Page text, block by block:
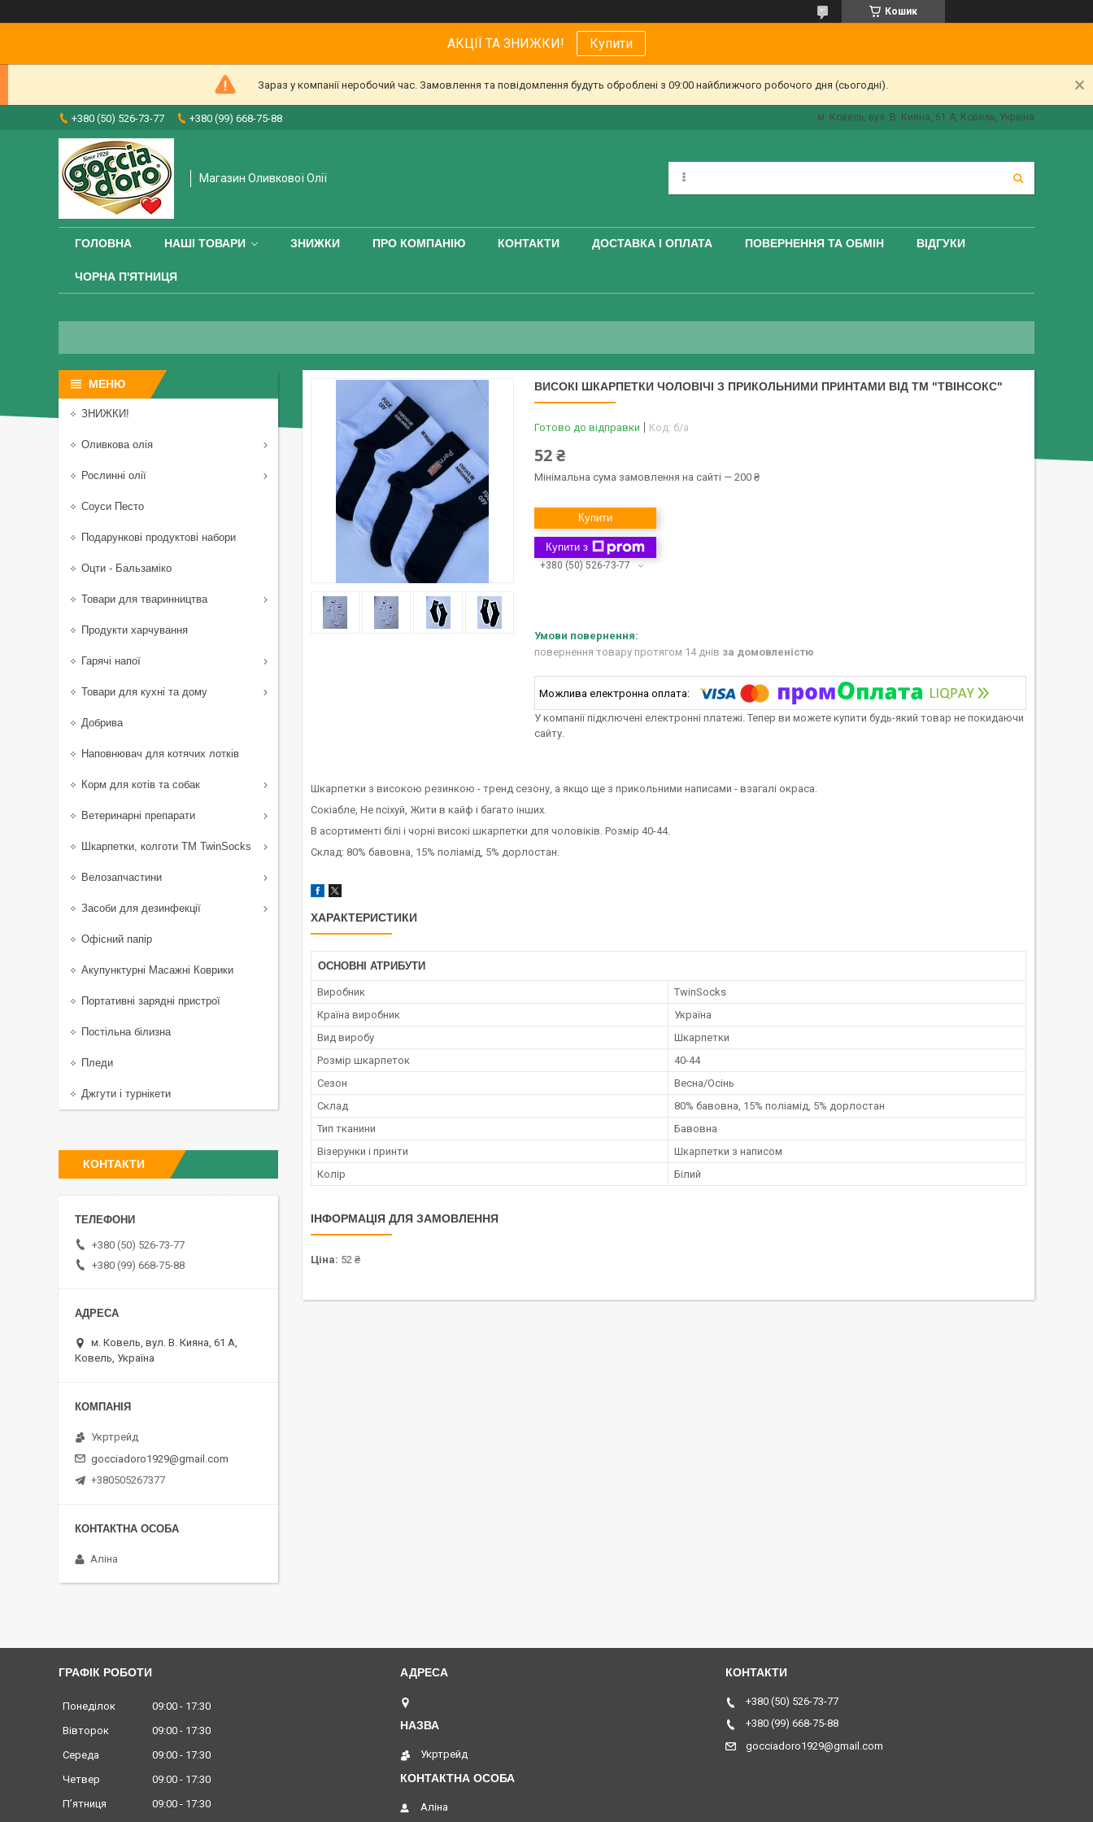
Кошик
АКЦІЇ ТА ЗНИЖКИ! Купити
Зараз у компанії неробочий час. Замовлення та повідомлення будуть оброблені з 09:00 найближчого робочого дня (сьогодні).
+380 (50) 526-73-77 +380 (99) 668-75-88 м. Ковель, вул. В. Кияна, 61 А, Ковель, Україна
Магазин Оливкової Олії
ГОЛОВНА НАШІ ТОВАРИ ЗНИЖКИ ПРО КОМПАНІЮ КОНТАКТИ ДОСТАВКА І ОПЛАТА ПОВЕРНЕННЯ ТА ОБМІН ВІДГУКИ
ЧОРНА П'ЯТНИЦЯ
ВИСОКІ ШКАРПЕТКИ ЧОЛОВІЧІ З ПРИКОЛЬНИМИ ПРИНТАМИ ВІД ТМ "ТВІНСОКС"
Готово до відправки Код: б/а
52 ₴
Мінімальна сума замовлення на сайті — 200 ₴
Купити
Купити з
+380 (50) 526-73-77
повернення товару протягом 14 днів за домовленістю
У компанії підключені електронні платежі. Тепер ви можете купити будь-який товар не покидаючи
сайту.
Шкарпетки з високою резинкою - тренд сезону, а якщо ще з прикольними написами - взагалі окраса.
Сокіабле, Не псіхуй, Жити в кайф і багато інших.
В асортименті білі і чорні високі шкарпетки для чоловіків. Розмір 40-44.
Склад: 80% бавовна, 15% поліамід, 5% дорлостан.
ХАРАКТЕРИСТИКИ
ОСНОВНІ АТРИБУТИ
Виробник
TwinSocks
Країна виробник
Україна
Вид виробу
Шкарпетки
Розмір шкарпеток
40-44
Сезон
Весна/Осінь
Склад
80% бавовна, 15% поліамід, 5% дорлостан
Тип тканини
Бавовна
Візерунки і принти
Шкарпетки з написом
Колір
Білий
ІНФОРМАЦІЯ ДЛЯ ЗАМОВЛЕННЯ
Ціна: 52 ₴
ЗНИЖКИ!
Оливкова олія
Рослинні олії
Соуси Песто
Подарункові продуктові набори
Оцти - Бальзаміко
Товари для тваринництва
Продукти харчування
Гарячі напої
Товари для кухні та дому
Добрива
Наповнювач для котячих лотків
Корм для котів та собак
Ветеринарні препарати
Шкарпетки, колготи ТМ TwinSocks
Велозапчастини
Засоби для дезинфекції
Офісний папір
Акупунктурні Масажні Коврики
Портативні зарядні пристрої
Постільна білизна
Пледи
Джгути і турнікети
КОНТАКТИ
+380 (50) 526-73-77
+380 (99) 668-75-88
м. Ковель, вул. В. Кияна, 61 А,
Ковель, Україна
Укртрейд
gocciadoro1929@gmail.com
+380505267377
Аліна
ГРАФІК РОБОТИ
Понеділок 09:00
17:30
Вівторок
09:00
17:30
Середа
09:00
17:30
Четвер
09:00
17:30
Пʼятниця
09:00
17:30
Укртрейд
Аліна
+380 (50) 526-73-77
+380 (99) 668-75-88
gocciadoro1929@gmail.com